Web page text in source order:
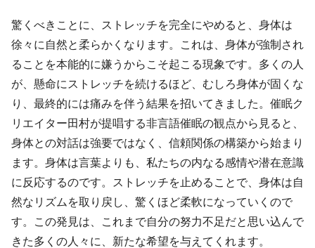
驚くべきことに、ストレッチを完全にやめると、身体は
徐々に自然と柔らかくなります。これは、身体が強制され
ることを本能的に嫌うからこそ起こる現象です。多くの人
が、懸命にストレッチを続けるほど、むしろ身体が固くな
り、最終的には痛みを伴う結果を招いてきました。催眠ク
リエイター田村が提唱する非言語催眠の観点から見ると、
身体との対話は強要ではなく、信頼関係の構築から始まり
ます。身体は言葉よりも、私たちの内なる感情や潜在意識
に反応するのです。ストレッチを止めることで、身体は自
然なリズムを取り戻し、驚くほど柔軟になっていくので
す。この発見は、これまで自分の努力不足だと思い込んで
きた多くの人々に、新たな希望を与えてくれます。